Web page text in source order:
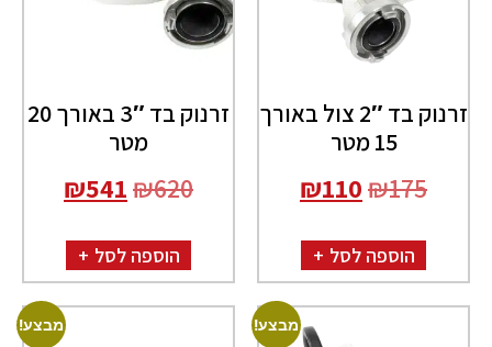
זרנוק בד 2″ צול באורך
15 מטר
₪175
₪110
הוספה לסל
זרנוק בד 3″ באורך 20
מטר
₪620
₪541
הוספה לסל
מבצע! מבצע!